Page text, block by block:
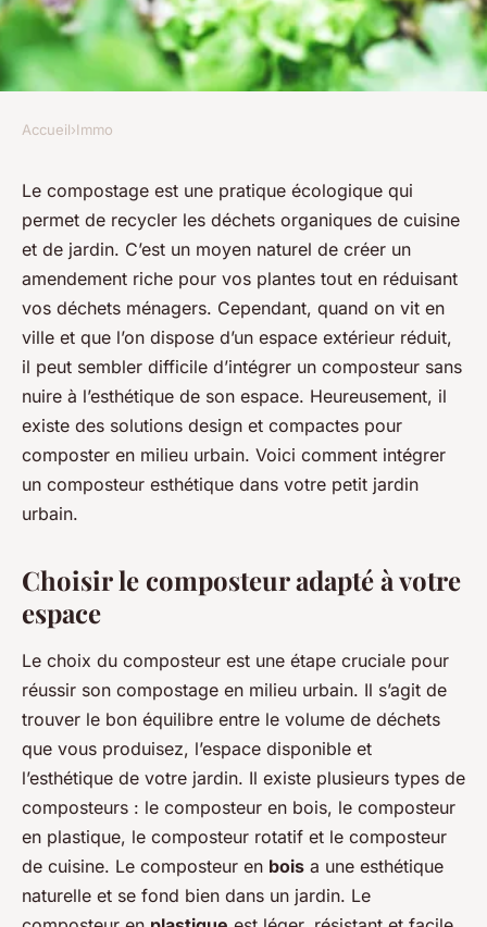
Comment intégrer un
composteur esthétique dans
un petit jardin urbain?
Noam•1 avril 2024•6 min de lecture
Accueil›Immo
Le compostage est une pratique écologique qui
permet de recycler les déchets organiques de cuisine
et de jardin. C’est un moyen naturel de créer un
amendement riche pour vos plantes tout en réduisant
vos déchets ménagers. Cependant, quand on vit en
ville et que l’on dispose d’un espace extérieur réduit,
il peut sembler difficile d’intégrer un composteur sans
nuire à l’esthétique de son espace. Heureusement, il
existe des solutions design et compactes pour
composter en milieu urbain. Voici comment intégrer
un composteur esthétique dans votre petit jardin
urbain.
Choisir le composteur adapté à votre
espace
Le choix du composteur est une étape cruciale pour
réussir son compostage en milieu urbain. Il s’agit de
trouver le bon équilibre entre le volume de déchets
que vous produisez, l’espace disponible et
l’esthétique de votre jardin. Il existe plusieurs types de
composteurs : le composteur en bois, le composteur
en plastique, le composteur rotatif et le composteur
de cuisine. Le composteur en bois a une esthétique
naturelle et se fond bien dans un jardin. Le